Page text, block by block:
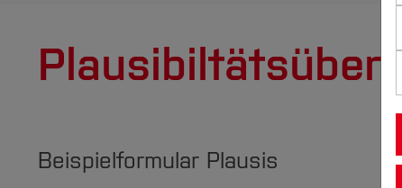
Beispielformular Plausis